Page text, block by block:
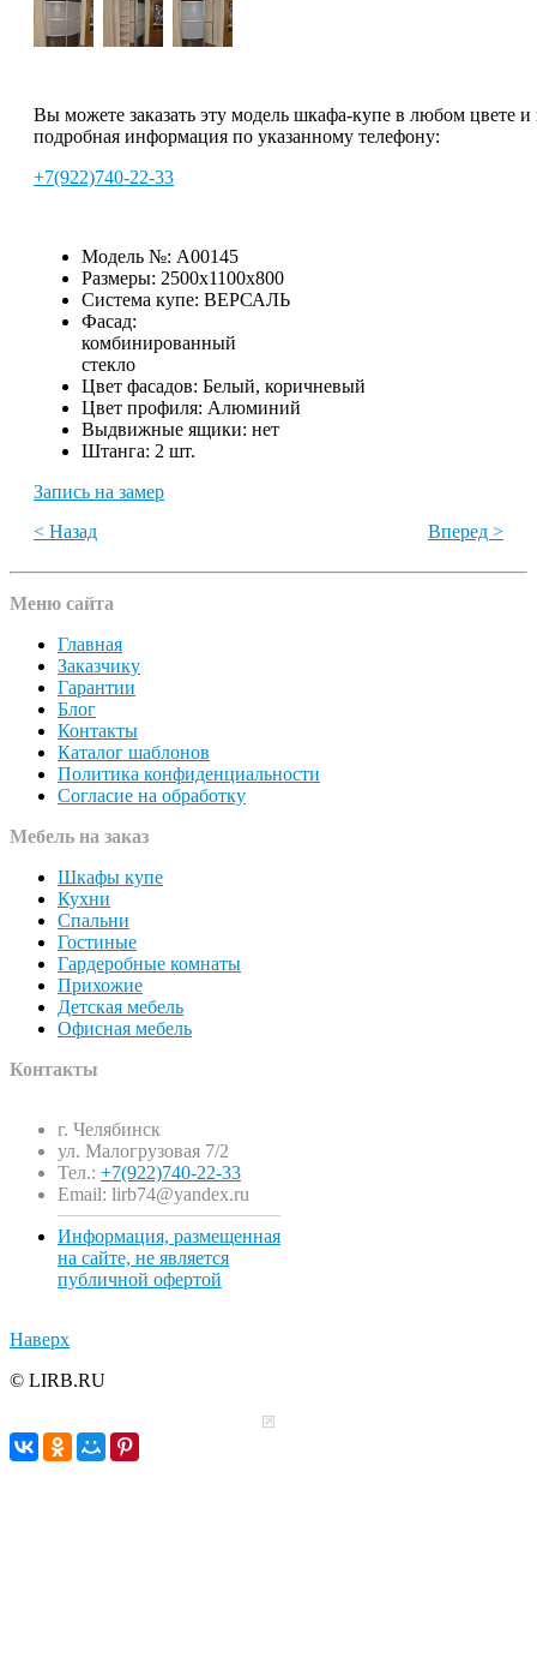
Вы можете заказать эту модель шкафа-купе в любом цвете
подробная информация по указанному телефону:
+7(922)740-22-33
Модель №: A00145
Размеры: 2500х1100х800
Система купе: ВЕРСАЛЬ
Фасад:
комбинированный
стекло
Цвет фасадов: Белый, коричневый
Цвет профиля: Алюминий
Выдвижные ящики: нет
Штанга: 2 шт.
Запись на замер
< Назад
Вперед >
Меню сайта
Главная
Заказчику
Гарантии
Блог
Контакты
Каталог шаблонов
Политика конфиденциальности
Согласие на обработку
Мебель на заказ
Шкафы купе
Кухни
Спальни
Гостиные
Гардеробные комнаты
Прихожие
Детская мебель
Офисная мебель
Контакты
г. Челябинск
ул. Малогрузовая 7/2
Тел.: +7(922)740-22-33
Email: lirb74@yandex.ru
Информация, размещенная
на сайте, не является
публичной офертой
Наверх
© LIRB.RU